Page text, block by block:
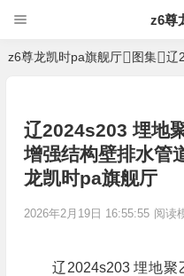
z6尊
z6尊龙凯时pa旗舰厅 图集 辽
辽2024s203 埋地
增强结构壁排水管
龙凯时pa旗舰厅
2026年2月19日 16:55:55 阅读
辽2024s203 埋地